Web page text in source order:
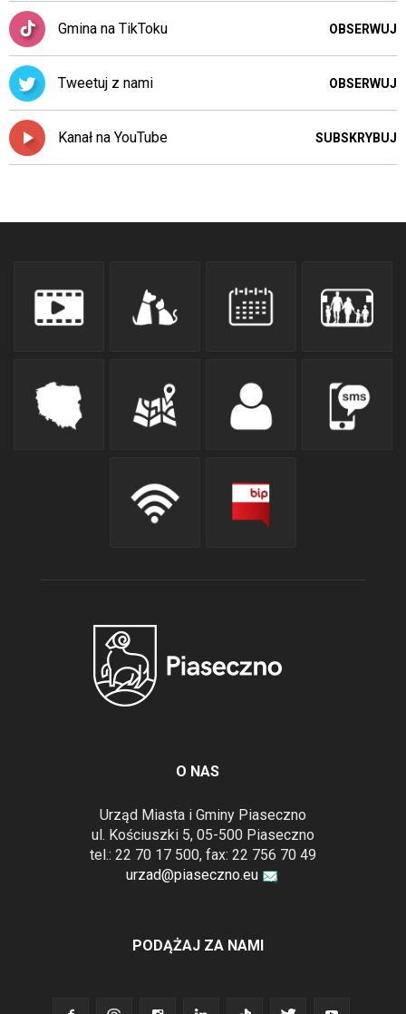
Gmina na TikToku OBSERWUJ
Tweetuj z nami OBSERWUJ
Kanał na YouTube SUBSKRYBUJ
O NAS
Urząd Miasta i Gminy Piaseczno
ul. Kościuszki 5, 05-500 Piaseczno
tel.: 22 70 17 500, fax: 22 756 70 49
urzad@piaseczno.eu
PODĄŻAJ ZA NAMI